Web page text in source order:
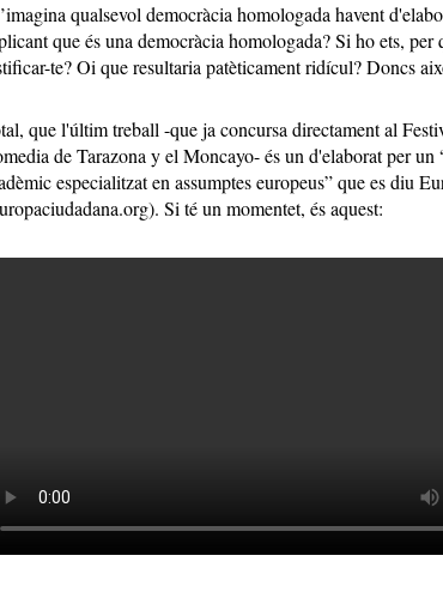
qualsevol democràcia homologada havent
que és una democràcia homologada? Si ho ets, per
te? Oi que resultaria patèticament ridícul? Doncs
que l'últim treball -que ja concursa directament al
de Tarazona y el Moncayo- és un d'elaborat per un
especialitzat en assumptes europeus” que es diu
Si té un momentet, és aquest: